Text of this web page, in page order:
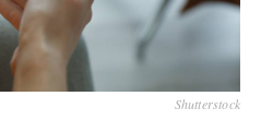
Shutterstock